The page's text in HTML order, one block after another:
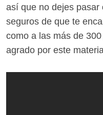
así que no dejes pasar
seguros de que te
como a las más de
agrado por este